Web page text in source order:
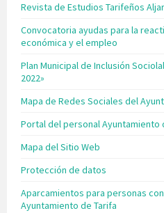
Revista de Estudios Tarifeños
Convocatoria ayudas para la
económica y el empleo
Plan Municipal de Inclusión
2022»
Mapa de Redes Sociales del
Portal del personal Ayuntamiento
Mapa del Sitio Web
Protección de datos
Aparcamientos para personas
Ayuntamiento de Tarifa